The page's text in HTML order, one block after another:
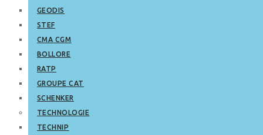
GEODIS
STEF
CMA CGM
BOLLORE
RATP
GROUPE CAT
SCHENKER
TECHNOLOGIE
TECHNIP